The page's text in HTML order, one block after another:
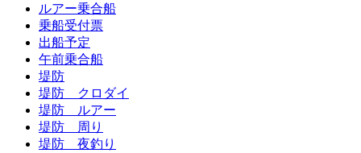
ルアー乗合船
乗船受付票
出船予定
午前乗合船
堤防
堤防 クロダイ
堤防 ルアー
堤防 周り
堤防 夜釣り